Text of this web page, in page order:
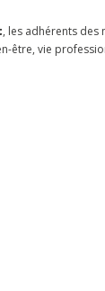
, les adhérents des
être, vie